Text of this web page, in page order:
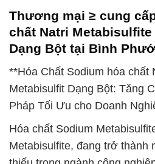
Thương mại ≥ cung
chất Natri
Dạng Bột tại Bình
**Hóa Chất Sodium hóa chất
Metabisulfit Dạng Bột: Tăng
Pháp Tối Ưu cho Doanh
Hóa chất Sodium
Metabisulfite, đang trở thành